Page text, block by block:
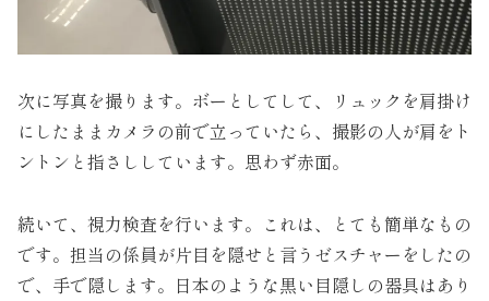
次に写真を撮ります。ボーとしてして、リュックを肩掛け
にしたままカメラの前で立っていたら、撮影の人が肩をト
ントンと指さししています。思わず赤面。
続いて、視力検査を行います。これは、とても簡単なもの
です。担当の係員が片目を隠せと言うゼスチャーをしたの
で、手で隠します。日本のような黒い目隠しの器具はあり